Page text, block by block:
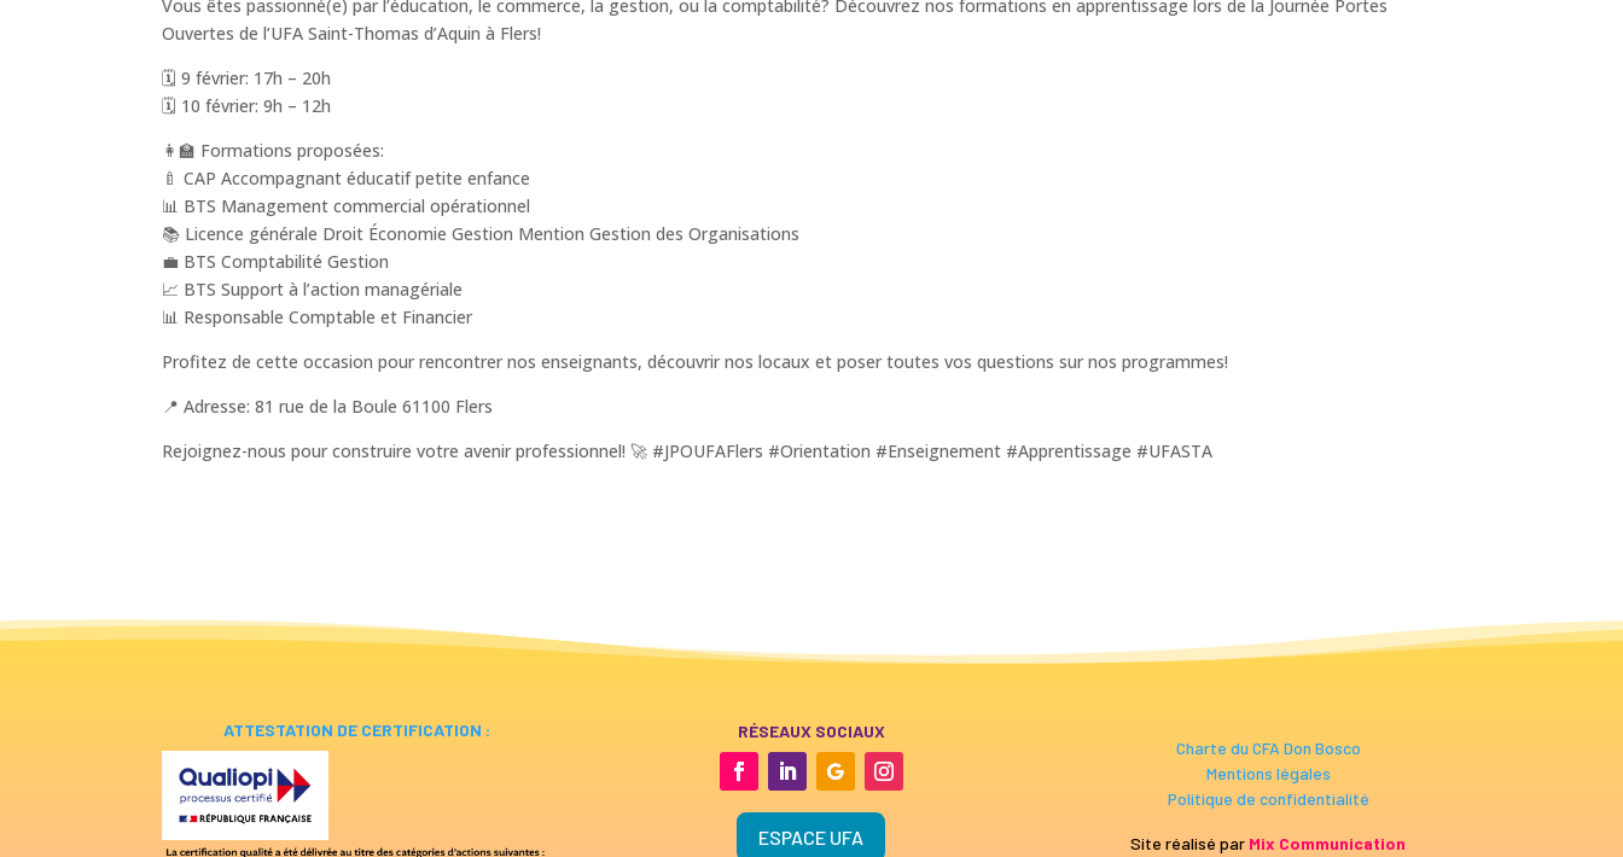
Vous êtes passionné(e) par l’éducation, le commerce, la gestion, ou la comptabilité? Découvrez nos formations en apprentissage lors de la Journée Portes
Ouvertes de l’UFA Saint-Thomas d’Aquin à Flers!
🗓️ 9 février: 17h – 20h
🗓️ 10 février: 9h – 12h
👩‍🏫 Formations proposées:
🍼 CAP Accompagnant éducatif petite enfance
📊 BTS Management commercial opérationnel
📚 Licence générale Droit Économie Gestion Mention Gestion des Organisations
💼 BTS Comptabilité Gestion
📈 BTS Support à l’action managériale
📊 Responsable Comptable et Financier
Profitez de cette occasion pour rencontrer nos enseignants, découvrir nos locaux et poser toutes vos questions sur nos programmes!
📍 Adresse: 81 rue de la Boule 61100 Flers
Rejoignez-nous pour construire votre avenir professionnel! 🚀 #JPOUFAFlers #Orientation #Enseignement #Apprentissage #UFASTA
ATTESTATION DE CERTIFICATION : RÉSEAUX SOCIAUX
ESPACE UFA
Charte du CFA Don Bosco
Mentions légales
Politique de confidentialité
Site réalisé par Mix Communication